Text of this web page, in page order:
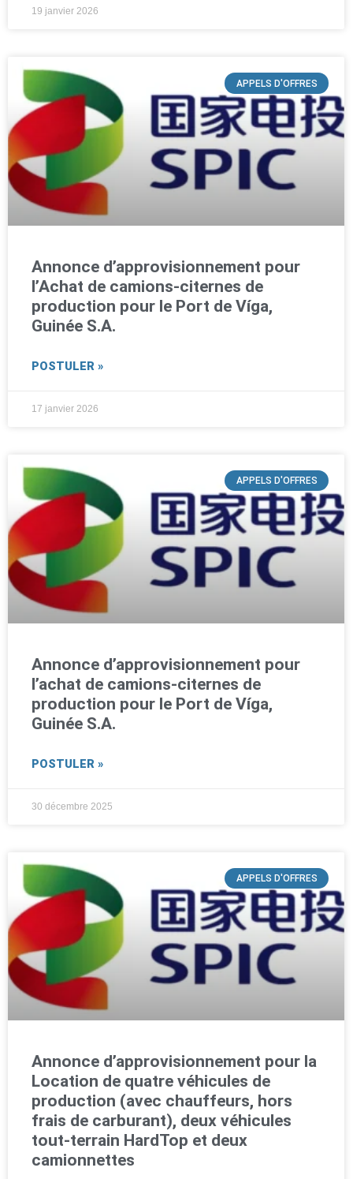
19 janvier 2026
APPELS D'OFFRES
Annonce d’approvisionnement pour
l’Achat de camions-citernes de
production pour le Port de Víga,
Guinée S.A.
POSTULER »
17 janvier 2026
APPELS D'OFFRES
Annonce d’approvisionnement pour
l’achat de camions-citernes de
production pour le Port de Víga,
Guinée S.A.
POSTULER »
30 décembre 2025
APPELS D'OFFRES
Annonce d’approvisionnement pour la
Location de quatre véhicules de
production (avec chauffeurs, hors
frais de carburant), deux véhicules
tout-terrain HardTop et deux
camionnettes